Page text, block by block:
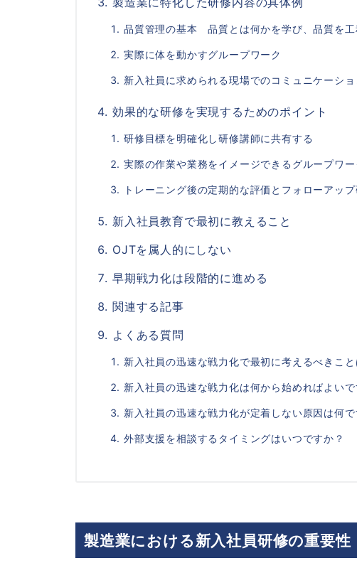
品質管理の基本 品質とは何かを学び、品質を工
実際に体を動かすグループワーク
新入社員に求められる現場でのコミュニケーショ
効果的な研修を実現するためのポイント
研修目標を明確化し研修講師に共有する
実際の作業や業務をイメージできるグループワー
トレーニング後の定期的な評価とフォローアッ
新入社員教育で最初に教えること
OJTを属人的にしない
早期戦力化は段階的に進める
関連する記事
よくある質問
新入社員の迅速な戦力化で最初に考えるべきこと
新入社員の迅速な戦力化は何から始めればよいで
新入社員の迅速な戦力化が定着しない原因は何で
外部支援を相談するタイミングはいつですか？
製造業における新入社員研修の重要性